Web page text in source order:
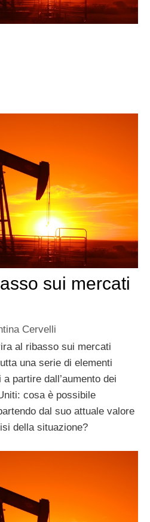
sui mercati
Cervelli
al ribasso sui mercati
una serie di elementi
partire dall’aumento dei
cosa è possibile
dal suo attuale valore
della situazione?